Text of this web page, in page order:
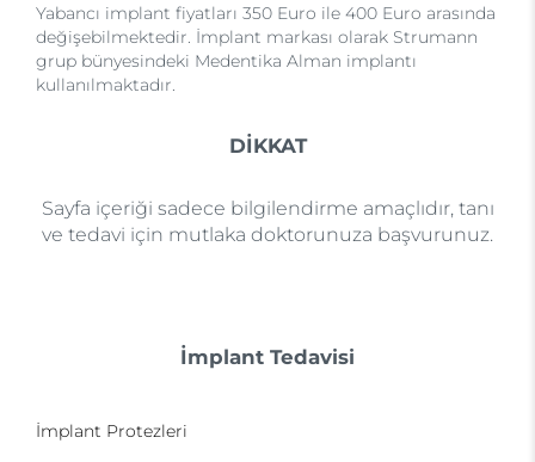
Yabancı implant fiyatları 350 Euro ile 400 Euro arasında
değişebilmektedir. İmplant markası olarak Strumann
grup bünyesindeki Medentika Alman implantı
kullanılmaktadır.
DİKKAT
Sayfa içeriği sadece bilgilendirme amaçlıdır, tanı
ve tedavi için mutlaka doktorunuza başvurunuz.
İmplant Tedavisi
İmplant Protezleri